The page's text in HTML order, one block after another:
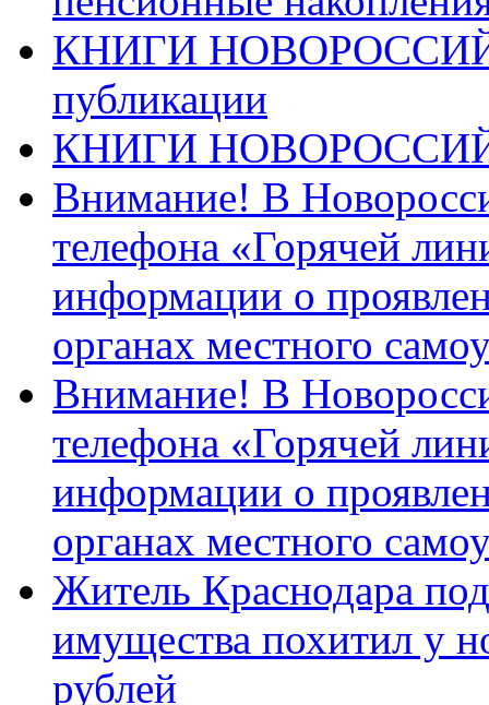
КНИГИ
публикации
КНИГИ
Внимание! В
телефона «Горячей
информации о
органах местного
Внимание! В
телефона «Горячей
информации о
органах местного
Житель Краснодара
имущества похитил у
рублей